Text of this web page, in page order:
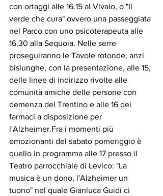
con ortaggi alle 16.15 al Vivaio, o "Il
verde che cura" ovvero una passeggiata
nel Parco con uno psicoterapeuta alle
16.30 alla Sequoia. Nelle serre
proseguiranno le Tavole rotonde, anzi
bislunghe, con la presentazione, alle 15,
delle linee di indirizzo rivolte alle
comunità amiche delle persone con
demenza del Trentino e alle 16 dei
farmaci a disposizione per
l'Alzheimer.Fra i momenti più
emozionanti del sabato pomeriggio è
quello in programma alle 17 presso il
Teatro parrocchiale di Levico: "La
musica è un dono, l'Alzheimer un
tuono" nel quale Gianluca Guidi ci